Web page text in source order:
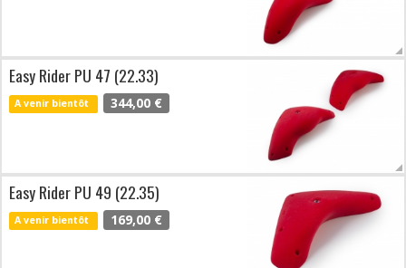
Easy Rider PU 47 (22.33)
A venir bientôt 344,00 €
Easy Rider PU 49 (22.35)
A venir bientôt 169,00 €